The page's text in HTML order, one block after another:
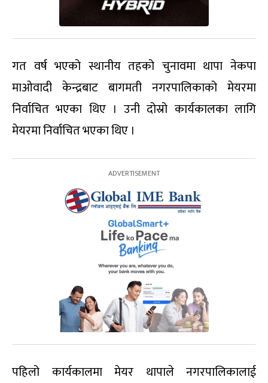
गत वर्ष भएको स्थानीय तहको चुनावमा थापा नेकपा
माओवादी केन्द्रबाट बागमती नगरपालिकाको मेयरमा
निर्वाचित भएका थिए । उनी दोस्रो कार्यकालका लागि
मेयरमा निर्वाचित भएका थिए ।
पहिलो कार्यकालमा मेयर थापाले नगरपालिकालाई